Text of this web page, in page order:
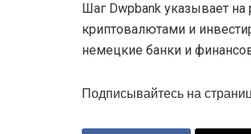
Шаг Dwpbank указывает
криптовалютами и
немецкие банки и
Подписывайтесь на